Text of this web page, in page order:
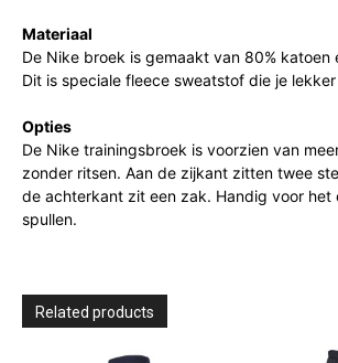
Materiaal
De Nike broek is gemaakt van 80% katoen
Dit is speciale fleece sweatstof die je
Opties
De Nike trainingsbroek is voorzien van
zonder ritsen. Aan de zijkant zitten twee
de achterkant zit een zak. Handig voor het
spullen.
Related products